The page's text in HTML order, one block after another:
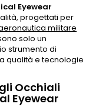
Eyewear
progettati per
militare
solo un
strumento di
qualità e tecnologie
Occhiali
Eyewear